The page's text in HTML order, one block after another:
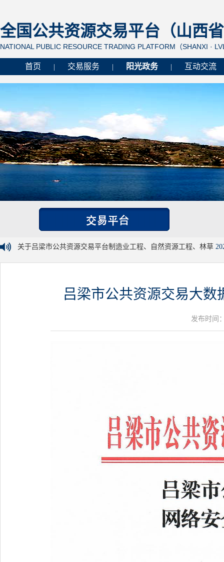
全国公共资源交易平台（山西
NATIONAL PUBLIC RESOURCE TRADING PLATFORM（SHANXI ·
首页 交易服务 阳光政务 互动交流
关于吕梁市公共资源交易平台制造业工程、自然资源工程、林草
吕梁市公共资源交易大
发布时间